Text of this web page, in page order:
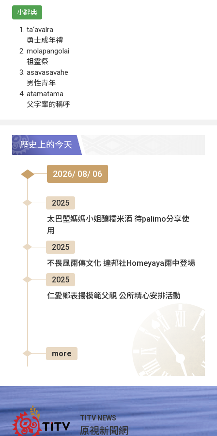
小辭典
ta‘avalra
勇士成年禮
molapangolai
祖靈祭
asavasavahe
男性青年
atamatama
父字輩的稱呼
歷史上的今天
2026/ 08/ 06
2025
太巴塱媽媽小姐釀糯米酒 待palimo分享使
用
2025
不畏風雨傳文化 達邦社Homeyaya雨中登場
2025
仁愛鄉表揚模範父親 公所精心安排活動
more
TITV NEWS
原視新聞網